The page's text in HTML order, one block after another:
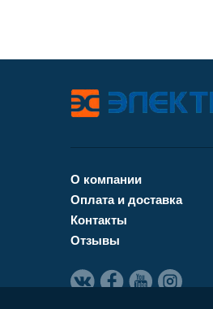
О компании
Оплата и доставка
Контакты
Отзывы